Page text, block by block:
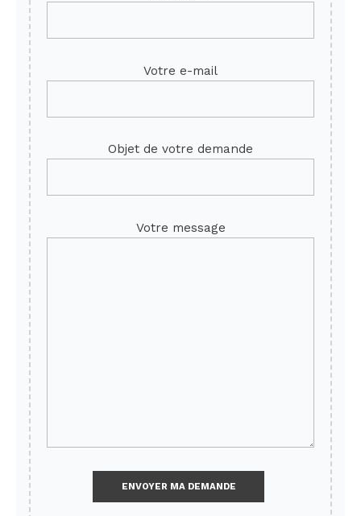
Votre e-mail
Objet de votre demande
Votre message